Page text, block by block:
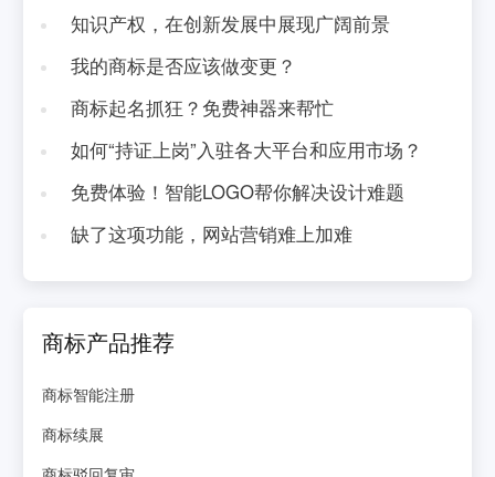
知识产权，在创新发展中展现广阔前景
我的商标是否应该做变更？
商标起名抓狂？免费神器来帮忙
如何“持证上岗”入驻各大平台和应用市场？
免费体验！智能LOGO帮你解决设计难题
缺了这项功能，网站营销难上加难
商标产品推荐
商标智能注册
商标续展